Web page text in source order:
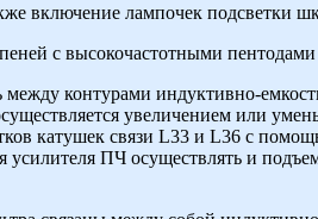
включение лампочек подсветки
с высокочастотными
между контурами индуктивно-
увеличением или
катушек связи L33 и L36 с
ПЧ осуществлять и